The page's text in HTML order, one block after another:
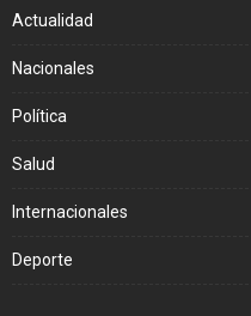
Actualidad
Nacionales
Política
Salud
Internacionales
Deporte